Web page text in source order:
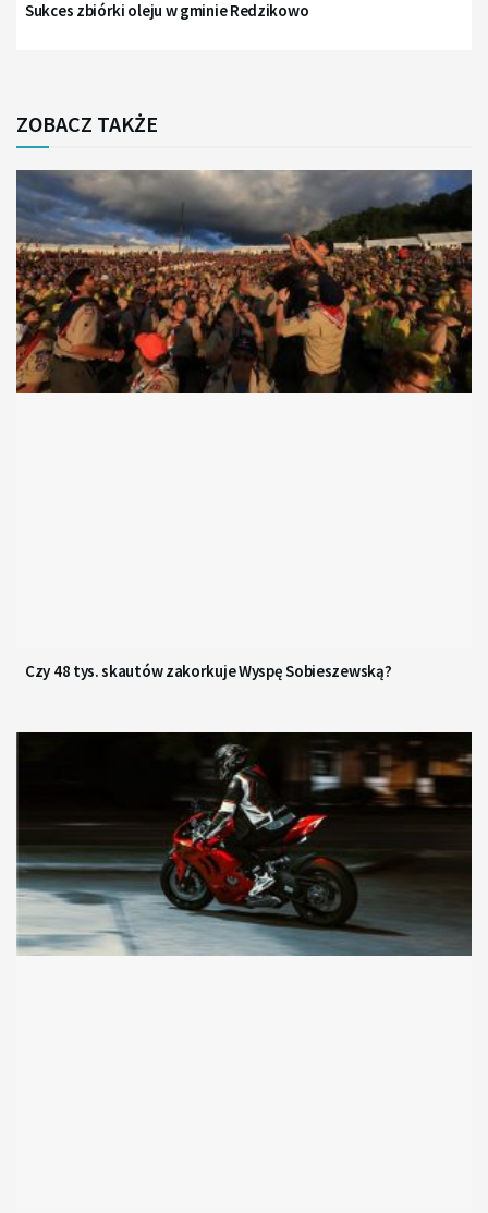
Sukces zbiórki oleju w gminie Redzikowo
ZOBACZ TAKŻE
Czy 48 tys. skautów zakorkuje Wyspę Sobieszewską?